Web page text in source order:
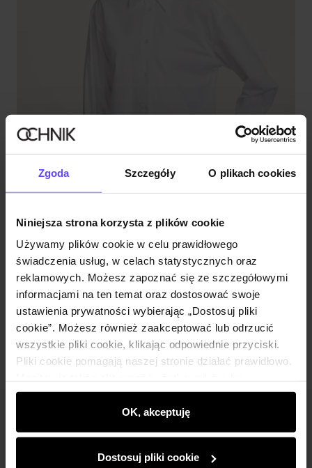
Zgoda Szczegóły O plikach cookies
Niniejsza strona korzysta z plików cookie
Używamy plików cookie w celu prawidłowego
świadczenia usług, w celach statystycznych oraz
reklamowych. Możesz zapoznać się ze szczegółowymi
informacjami na ten temat oraz dostosować swoje
ustawienia prywatności wybierając „Dostosuj pliki
cookie”. Możesz również zaakceptować lub odrzucić
wszystkie pliki cookie, klikając odpowiednie przyciski.
Pliki cookie pomagają naszej stronie działać prawidłowo.
wyświetlać im dopasowane do ich preferencji treści,
rekomendacje oraz komunikaty reklamowe informujące o
najnowszych promocjach w e-sklepie. Informacje o tym,
partnerom społecznościowym, reklamowym i
OK, akceptuję
Dostosuj pliki cookie
Bawełniana koszula damska w kolorze białym
99,90 zł
129,90 zł-najniższa cena z 30 dni przed obniżką